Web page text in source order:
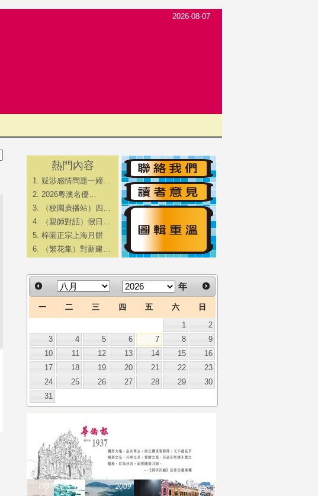
2026-08-07
熱門內容
疑涉感情問題一婦…
2026粵澳名優…
（校園廣播站）四…
（親師對話）假日…
梓園正宗上海月餅
（繁花集）對新建…
年
一 二 三 四 五 六 日
1
2
3
4 5 6 7 8
9
10
11 12 13 14 15
16
17
18 19 20 21 22
23
24
25 26 27 28 29
30
31